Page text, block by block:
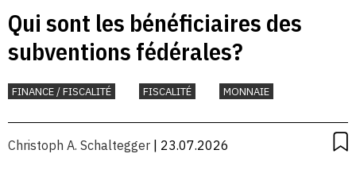
Qui sont les bénéficiaires des
subventions fédérales?
FINANCE / FISCALITÉ FISCALITÉ MONNAIE
Christoph A. Schaltegger | 23.07.2026